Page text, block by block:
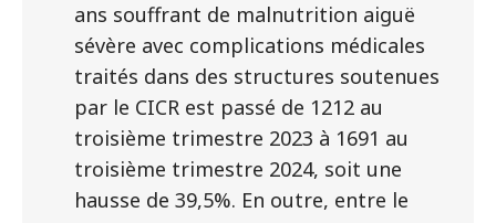
ans souffrant de malnutrition aiguë
sévère avec complications médicales
traités dans des structures soutenues
par le CICR est passé de 1212 au
troisième trimestre 2023 à 1691 au
troisième trimestre 2024, soit une
hausse de 39,5%. En outre, entre le